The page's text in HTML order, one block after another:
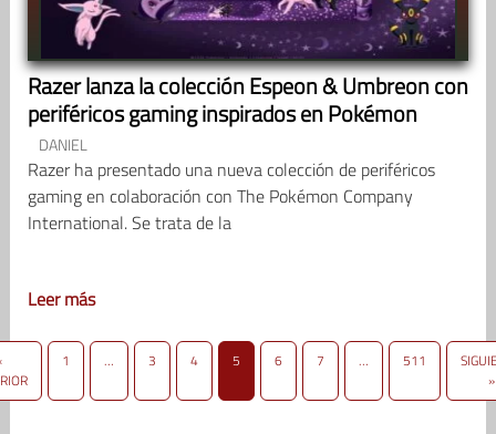
Razer lanza la colección Espeon & Umbreon con
periféricos gaming inspirados en Pokémon
DANIEL
Razer ha presentado una nueva colección de periféricos
gaming en colaboración con The Pokémon Company
International. Se trata de la
Leer más
1 … 3 4 5 6 7 … 511
»